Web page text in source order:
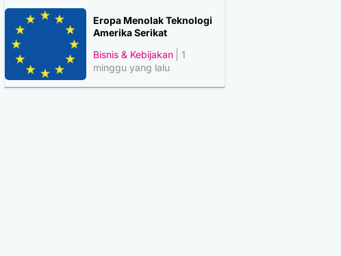
Eropa Menolak Teknologi
Amerika Serikat
Bisnis & Kebijakan
1
minggu yang lalu